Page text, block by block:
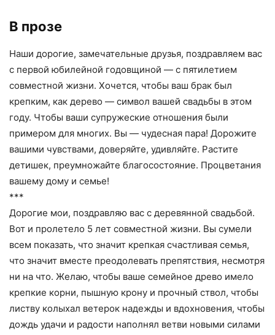
В прозе
Наши дорогие, замечательные друзья, поздравляем вас
с первой юбилейной годовщиной — с пятилетием
совместной жизни. Хочется, чтобы ваш брак был
крепким, как дерево — символ вашей свадьбы в этом
году. Чтобы ваши супружеские отношения были
примером для многих. Вы — чудесная пара! Дорожите
вашими чувствами, доверяйте, удивляйте. Растите
детишек, преумножайте благосостояние. Процветания
вашему дому и семье!
***
Дорогие мои, поздравляю вас с деревянной свадьбой.
Вот и пролетело 5 лет совместной жизни. Вы сумели
всем показать, что значит крепкая счастливая семья,
что значит вместе преодолевать препятствия, несмотря
ни на что. Желаю, чтобы ваше семейное древо имело
крепкие корни, пышную крону и прочный ствол, чтобы
листву колыхал ветерок надежды и вдохновения, чтобы
дождь удачи и радости наполнял ветви новыми силами